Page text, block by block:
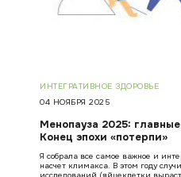
ИНТЕГРАТИВНОЕ ЗДОРОВЬЕ
04 НОЯБРЯ 2025
Менопауза 2025:
Конец эпохи «потерпи»
Я собрала все самое важное и
насчет климакса. В этом году